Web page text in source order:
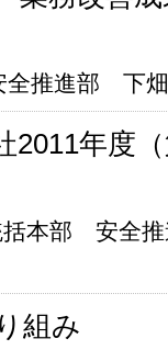
全推進部 下
2011年度
括本部 安全
組み